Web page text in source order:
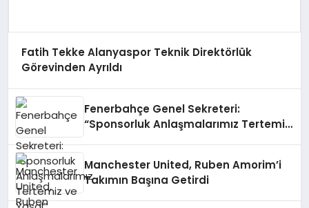
Fatih Tekke Alanyaspor Teknik Direktörlük
Görevinden Ayrıldı
Fenerbahçe Genel Sekreteri:
“Sponsorluk Anlaşmalarımız Tertemiz
Manchester United, Ruben Amorim’i
Takımın Başına Getirdi